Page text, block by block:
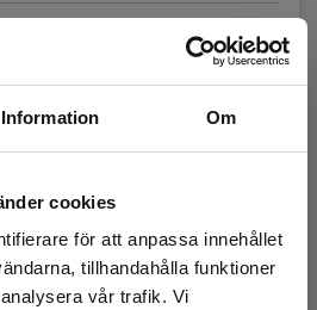
Information Om
cookies
för att anpassa innehållet
tillhandahålla funktioner
vår trafik. Vi